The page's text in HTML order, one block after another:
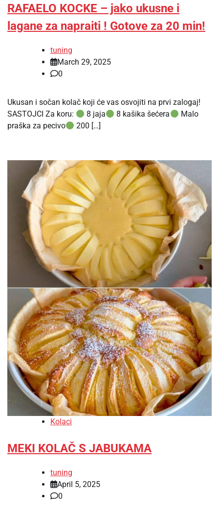
RAFAELO KOCKE – jako ukusne i
lagane za napraiti ! Gotove za 20 min!
tuning
March 29, 2025
0
Ukusan i sočan kolač koji će vas osvojiti na prvi zalogaj!
SASTOJCI Za koru:
8 jaja 8 kašika šećera
Malo
praška za pecivo
200 […]
Kolaci
MEKI KOLAČ S JABUKAMA
tuning
April 5, 2025
0